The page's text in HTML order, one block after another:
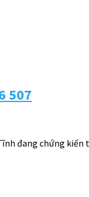
507
đang chứng